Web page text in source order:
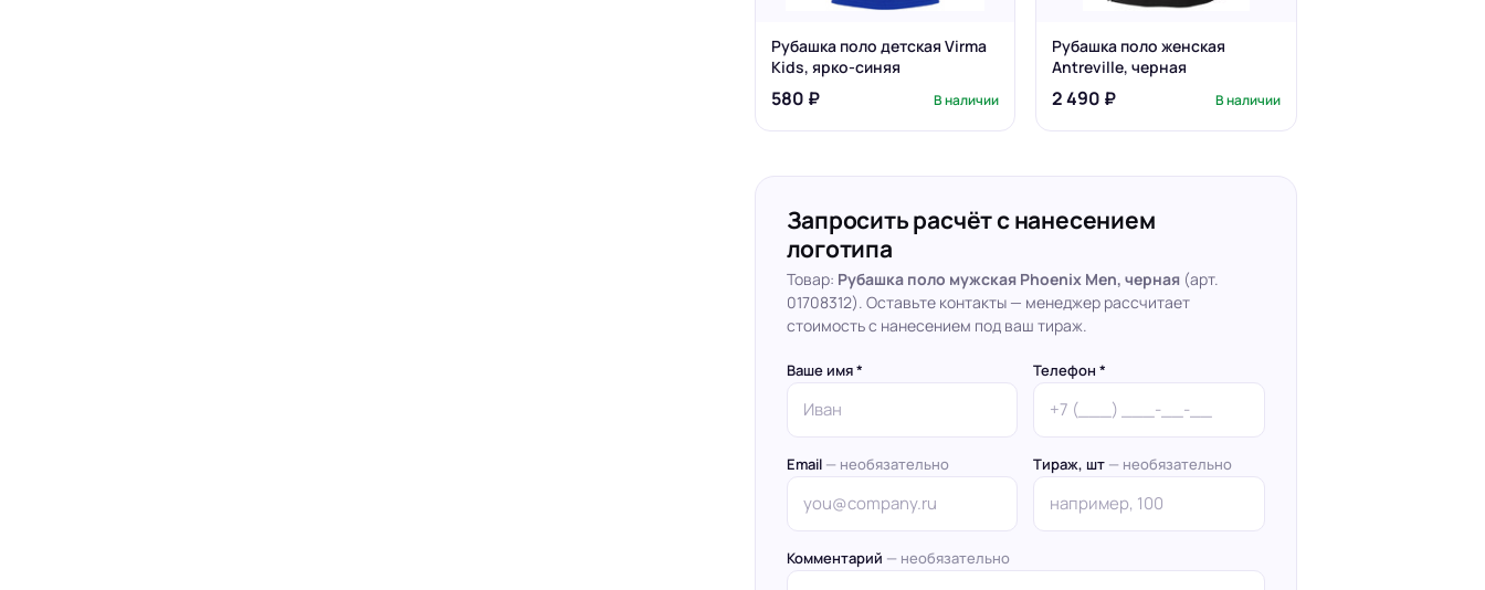
Рубашка поло детская Virma
Kids, ярко-синяя
580 ₽ В наличии
Рубашка поло женская
Antreville, черная
2 490 ₽ В наличии
Запросить расчёт с нанесением
логотипа
Товар: Рубашка поло мужская Phoenix Men, черная(арт.
01708312). Оставьте контакты — менеджер рассчитает
стоимость с нанесением под ваш тираж.
Ваше имя * Телефон *
Email — необязательно Тираж, шт — необязательно
Комментарий — необязательно